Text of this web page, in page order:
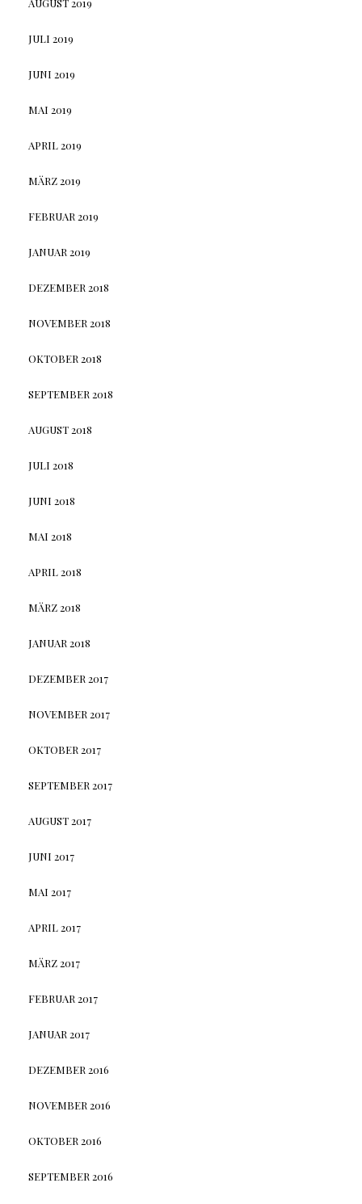
AUGUST 2019
JULI 2019
JUNI 2019
MAI 2019
APRIL 2019
MÄRZ 2019
FEBRUAR 2019
JANUAR 2019
DEZEMBER 2018
NOVEMBER 2018
OKTOBER 2018
SEPTEMBER 2018
AUGUST 2018
JULI 2018
JUNI 2018
MAI 2018
APRIL 2018
MÄRZ 2018
JANUAR 2018
DEZEMBER 2017
NOVEMBER 2017
OKTOBER 2017
SEPTEMBER 2017
AUGUST 2017
JUNI 2017
MAI 2017
APRIL 2017
MÄRZ 2017
FEBRUAR 2017
JANUAR 2017
DEZEMBER 2016
NOVEMBER 2016
OKTOBER 2016
SEPTEMBER 2016